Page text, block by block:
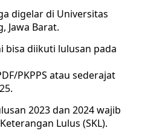
digelar di Universitas
Jawa Barat.
bisa diikuti lulusan pada
PKPPS atau sederajat
2023 dan 2024 wajib
Lulus (SKL).